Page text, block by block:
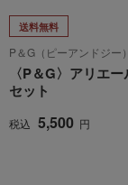
送料無料
P＆G（ピーアンドジー）
〈P＆G〉アリエ
セット
税込 5,500 円